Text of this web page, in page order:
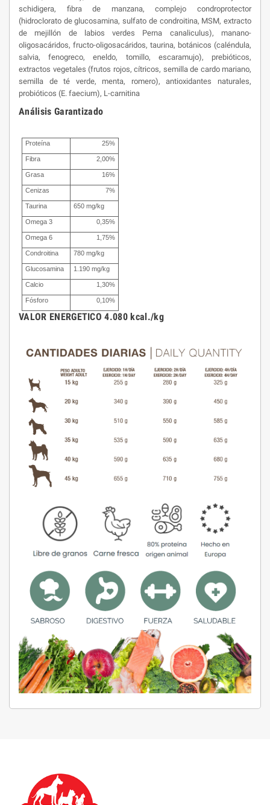
schidigera, fibra de manzana, complejo condroprotector
(hidroclorato de glucosamina, sulfato de condroitina, MSM, extracto
de mejillón de labios verdes Perna canaliculus), manano-
oligosacáridos, fructo-oligosacáridos, taurina, botánicos (caléndula,
salvia, fenogreco, eneldo, tomillo, escaramujo), prebióticos,
extractos vegetales (frutos rojos, cítricos, semilla de cardo mariano,
semilla de té verde, menta, romero), antioxidantes naturales,
probióticos (E. faecium), L-carnitina
Análisis Garantizado
Proteína 25%
Fibra 2,00%
Grasa 16%
Cenizas 7%
Taurina 650 mg/kg
Omega 3 0,35%
Omega 6 1,75%
Condroitina 780 mg/kg
Glucosamina 1.190 mg/kg
Calcio 1,30%
Fósforo 0,10%
VALOR ENERGETICO 4.080 kcal./kg